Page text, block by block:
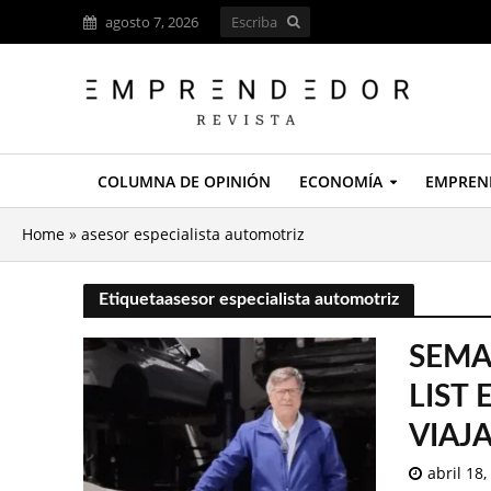
agosto 7, 2026
COLUMNA DE OPINIÓN ECONOMÍA
Home » asesor especialista automotriz
Etiquetaasesor especialista automotriz
LIST
abril 18,